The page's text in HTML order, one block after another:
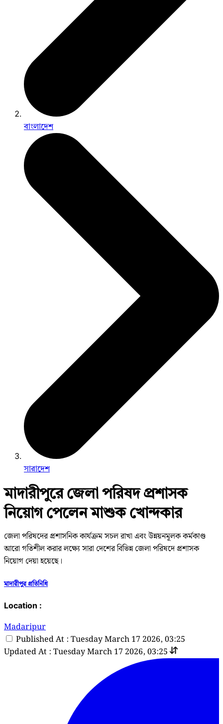
বাংলাদেশ
সারাদেশ
মাদারীপুরে জেলা পরিষদ প্রশাসক
নিয়োগ পেলেন মাশুক খোন্দকার
জেলা পরিষদের প্রশাসনিক কার্যক্রম সচল রাখা এবং উন্নয়নমূলক কর্মকাণ্ড
আরো গতিশীল করার লক্ষ্যে সারা দেশের বিভিন্ন জেলা পরিষদে প্রশাসক
নিয়োগ দেয়া হয়েছে।
মাদারীপুর প্রতিনিধি
Location :
Madaripur
Published At : Tuesday March 17 2026, 03:25
Updated At : Tuesday March 17 2026, 03:25